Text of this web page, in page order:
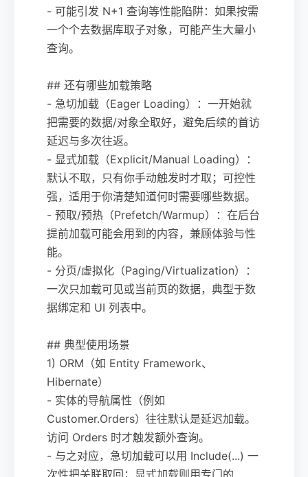
- 可能引发 N+1 查询等性能陷阱：如果按需
一个个去数据库取子对象，可能产生大量小
查询。
## 还有哪些加载策略
- 急切加载（Eager Loading）：一开始就
把需要的数据/对象全取好，避免后续的首访
延迟与多次往返。
- 显式加载（Explicit/Manual Loading）：
默认不取，只有你手动触发时才取；可控性
强，适用于你清楚知道何时需要哪些数据。
- 预取/预热（Prefetch/Warmup）：在后台
提前加载可能会用到的内容，兼顾体验与性
能。
- 分页/虚拟化（Paging/Virtualization）：
一次只加载可见或当前页的数据，典型于数
据绑定和 UI 列表中。
## 典型使用场景
1) ORM（如 Entity Framework、
Hibernate）
- 实体的导航属性（例如
Customer.Orders）往往默认是延迟加载。
访问 Orders 时才触发额外查询。
- 与之对应，急切加载可以用 Include(...) 一
次性把关联取回；显式加载则用专门的